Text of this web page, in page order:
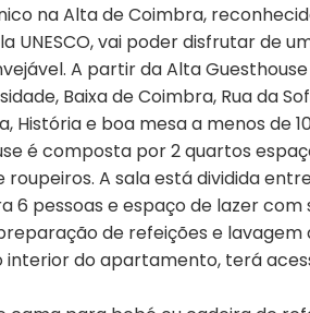
na Alta de Coimbra,
UNESCO, vai poder disfrutar de
A partir da Alta
Baixa de Coimbra, Rua da
História e boa mesa a menos de
é composta por 2 quartos
roupeiros. A sala está dividida
6 pessoas e espaço de lazer
de refeições e lavagem
interior do apartamento, terá